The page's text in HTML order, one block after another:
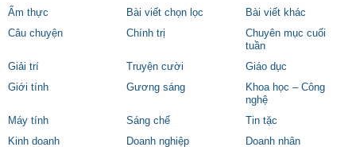
Ẩm thực Bài viết chọn lọc
Bài viết khác
Câu chuyện
Chính trị
Chuyên mục cuối
tuần
Giải trí
Truyện cười
Giáo dục
Giới tính
Gương sáng
Khoa học – Công
nghệ
Máy tính
Sáng chế
Tin tặc
Kinh doanh
Doanh nghiệp
Doanh nhân